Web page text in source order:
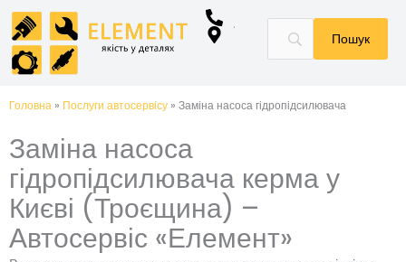
Перейти
до
вмісту
Головна » Послуги автосервісу » Заміна насоса гідропідсилювача
Заміна насоса
гідропідсилювача керма у
Києві (Троєщина) –
Автосервіс «Елемент»